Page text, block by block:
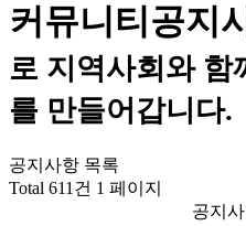
커뮤니티공지
로 지역사회와 함
를 만들어갑니다.
공지사항 목록
Total 611건 1 페이지
공지